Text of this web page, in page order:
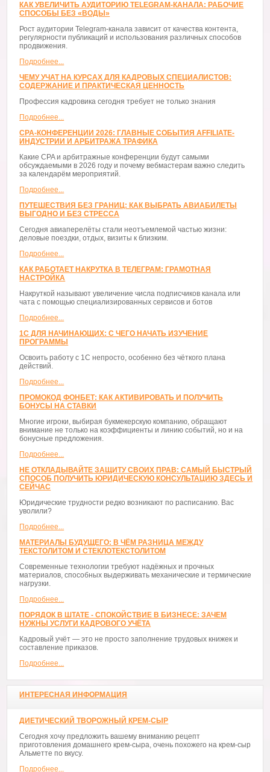
КАК УВЕЛИЧИТЬ АУДИТОРИЮ TELEGRAM-КАНАЛА: РАБОЧИЕ
СПОСОБЫ БЕЗ «ВОДЫ»
Рост аудитории Telegram-канала зависит от качества контента,
регулярности публикаций и использования различных способов
продвижения.
Подробнее...
ЧЕМУ УЧАТ НА КУРСАХ ДЛЯ КАДРОВЫХ СПЕЦИАЛИСТОВ:
СОДЕРЖАНИЕ И ПРАКТИЧЕСКАЯ ЦЕННОСТЬ
Профессия кадровика сегодня требует не только знания
Подробнее...
CPA-КОНФЕРЕНЦИИ 2026: ГЛАВНЫЕ СОБЫТИЯ AFFILIATE-
ИНДУСТРИИ И АРБИТРАЖА ТРАФИКА
Какие CPA и арбитражные конференции будут самыми
обсуждаемыми в 2026 году и почему вебмастерам важно следить
за календарём мероприятий.
Подробнее...
ПУТЕШЕСТВИЯ БЕЗ ГРАНИЦ: КАК ВЫБРАТЬ АВИАБИЛЕТЫ
ВЫГОДНО И БЕЗ СТРЕССА
Сегодня авиаперелёты стали неотъемлемой частью жизни:
деловые поездки, отдых, визиты к близким.
Подробнее...
КАК РАБОТАЕТ НАКРУТКА В ТЕЛЕГРАМ: ГРАМОТНАЯ
НАСТРОЙКА
Накруткой называют увеличение числа подписчиков канала или
чата с помощью специализированных сервисов и ботов
Подробнее...
1С ДЛЯ НАЧИНАЮЩИХ: С ЧЕГО НАЧАТЬ ИЗУЧЕНИЕ
ПРОГРАММЫ
Освоить работу с 1С непросто, особенно без чёткого плана
действий.
Подробнее...
ПРОМОКОД ФОНБЕТ: КАК АКТИВИРОВАТЬ И ПОЛУЧИТЬ
БОНУСЫ НА СТАВКИ
Многие игроки, выбирая букмекерскую компанию, обращают
внимание не только на коэффициенты и линию событий, но и на
бонусные предложения.
Подробнее...
НЕ ОТКЛАДЫВАЙТЕ ЗАЩИТУ СВОИХ ПРАВ: САМЫЙ БЫСТРЫЙ
СПОСОБ ПОЛУЧИТЬ ЮРИДИЧЕСКУЮ КОНСУЛЬТАЦИЮ ЗДЕСЬ И
СЕЙЧАС
Юридические трудности редко возникают по расписанию. Вас
уволили?
Подробнее...
МАТЕРИАЛЫ БУДУЩЕГО: В ЧЁМ РАЗНИЦА МЕЖДУ
ТЕКСТОЛИТОМ И СТЕКЛОТЕКСТОЛИТОМ
Современные технологии требуют надёжных и прочных
материалов, способных выдерживать механические и термические
нагрузки.
Подробнее...
ПОРЯДОК В ШТАТЕ - СПОКОЙСТВИЕ В БИЗНЕСЕ: ЗАЧЕМ
НУЖНЫ УСЛУГИ КАДРОВОГО УЧЁТА
Кадровый учёт — это не просто заполнение трудовых книжек и
составление приказов.
Подробнее...
ИНТЕРЕСНАЯ ИНФОРМАЦИЯ
ДИЕТИЧЕСКИЙ ТВОРОЖНЫЙ КРЕМ-СЫР
Сегодня хочу предложить вашему вниманию рецепт
приготовления домашнего крем-сыра, очень похожего на крем-сыр
Альметте по вкусу.
Подробнее...